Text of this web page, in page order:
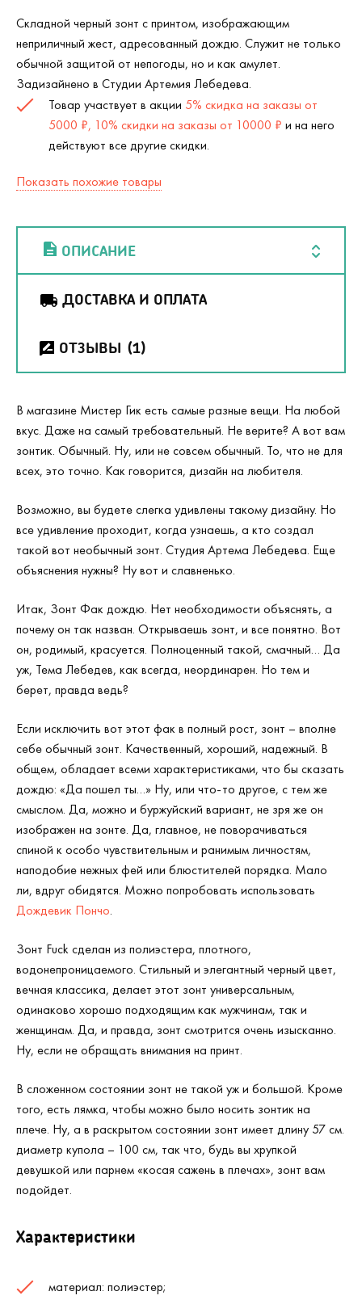
Складной черный зонт с принтом, изображающим
неприличный жест, адресованный дождю. Служит не только
обычной защитой от непогоды, но и как амулет.
Задизайнено в Студии Артемия Лебедева.
Товар участвует в акции 5% скидка на заказы от
5000 ₽, 10% скидки на заказы от 10000 ₽ и на него
действуют все другие скидки.
Показать похожие товары
ОПИСАНИЕ
ДОСТАВКА И ОПЛАТА
ОТЗЫВЫ (1)
В магазине Мистер Гик есть самые разные вещи. На любой
вкус. Даже на самый требовательный. Не верите? А вот вам
зонтик. Обычный. Ну, или не совсем обычный. То, что не для
всех, это точно. Как говорится, дизайн на любителя.
Возможно, вы будете слегка удивлены такому дизайну. Но
все удивление проходит, когда узнаешь, а кто создал
такой вот необычный зонт. Студия Артема Лебедева. Еще
объяснения нужны? Ну вот и славненько.
Итак, Зонт Фак дождю. Нет необходимости объяснять, а
почему он так назван. Открываешь зонт, и все понятно. Вот
он, родимый, красуется. Полноценный такой, смачный… Да
уж, Тема Лебедев, как всегда, неординарен. Но тем и
берет, правда ведь?
Если исключить вот этот фак в полный рост, зонт – вполне
себе обычный зонт. Качественный, хороший, надежный. В
общем, обладает всеми характеристиками, что бы сказать
дождю: «Да пошел ты…» Ну, или что-то другое, с тем же
смыслом. Да, можно и буржуйский вариант, не зря же он
изображен на зонте. Да, главное, не поворачиваться
спиной к особо чувствительным и ранимым личностям,
наподобие нежных фей или блюстителей порядка. Мало
ли, вдруг обидятся. Можно попробовать использовать
Дождевик Пончо.
Зонт Fuckсделан из полиэстера, плотного,
водонепроницаемого. Стильный и элегантный черный цвет,
вечная классика, делает этот зонт универсальным,
одинаково хорошо подходящим как мужчинам, так и
женщинам. Да, и правда, зонт смотрится очень изысканно.
Ну, если не обращать внимания на принт.
В сложенном состоянии зонт не такой уж и большой. Кроме
того, есть лямка, чтобы можно было носить зонтик на
плече. Ну, а в раскрытом состоянии зонт имеет длину 57 см.
диаметр купола – 100 см, так что, будь вы хрупкой
девушкой или парнем «косая сажень в плечах», зонт вам
подойдет.
Характеристики
материал: полиэстер;